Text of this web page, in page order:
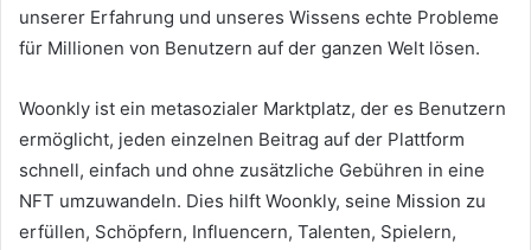
unserer Erfahrung und unseres Wissens echte Probleme
für Millionen von Benutzern auf der ganzen Welt lösen.
Woonkly ist ein metasozialer Marktplatz, der es Benutzern
ermöglicht, jeden einzelnen Beitrag auf der Plattform
schnell, einfach und ohne zusätzliche Gebühren in eine
NFT umzuwandeln. Dies hilft Woonkly, seine Mission zu
erfüllen, Schöpfern, Influencern, Talenten, Spielern,